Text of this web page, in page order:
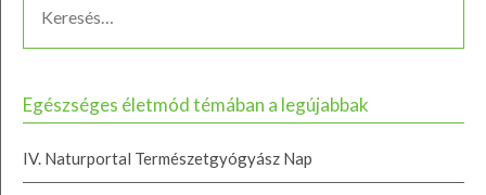
Egészséges életmód témában a legújabbak
IV. Naturportal Természetgyógyász Nap